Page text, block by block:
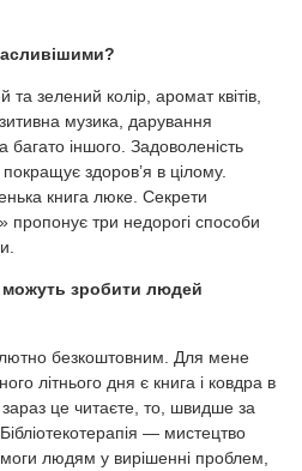
зелений колір, аромат квітів,
музика, дарування
багато іншого. Задоволеність
здоров’я в цілому.
книга люке. Секрети
пропонує три недорогі способи
можуть зробити людей
безкоштовним. Для мене
літнього дня є книга і ковдра в
зараз це читаєте, то, швидше за
— мистецтво
людям у вирішенні проблем,